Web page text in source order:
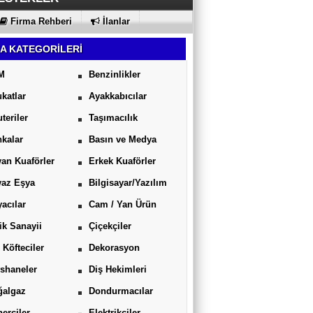
Firma Rehberi İlanlar
KATEGORİLERİ
Benzinlikler
Ayakkabıcılar
Taşımacılık
Basın ve Medya
Kuaförler Erkek Kuaförler
Eşya Bilgisayar/Yazılım
Cam / Yan Ürün
Sanayii Çiçekçiler
Köfteciler Dekorasyon
Diş Hekimleri
Dondurmacılar